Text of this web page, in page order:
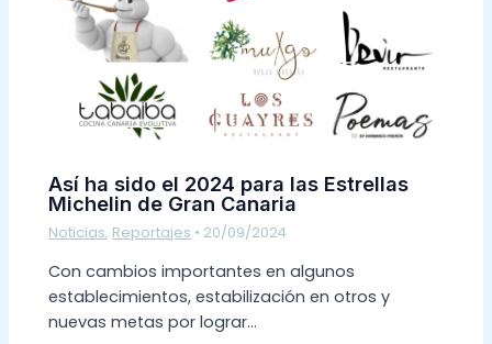
Así ha sido el 2024 para las Estrellas
Michelin de Gran Canaria
Noticias, Reportajes • 20/09/2024
Con cambios importantes en algunos
establecimientos, estabilización en otros y
nuevas metas por lograr…